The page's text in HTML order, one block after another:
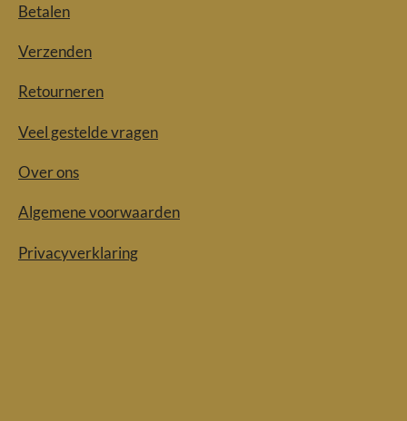
Betalen
Verzenden
Retourneren
Veel gestelde vragen
Over ons
Algemene voorwaarden
Privacyverklaring